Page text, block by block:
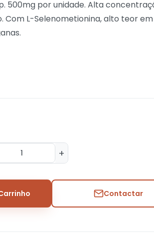
500mg por unidade. Alta
Com L-Selenometionina, alto teor em
+
Contactar